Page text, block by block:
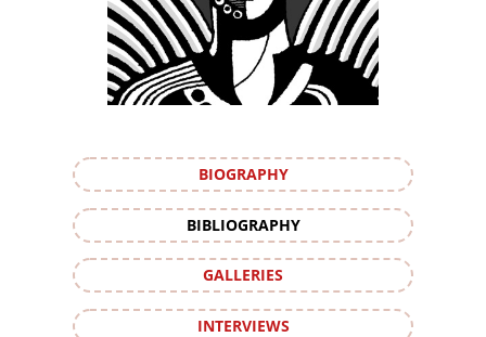
BIOGRAPHY
BIBLIOGRAPHY
GALLERIES
INTERVIEWS